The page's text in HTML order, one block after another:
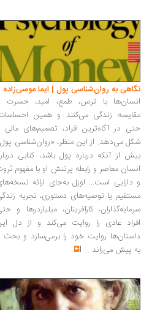
نگاهی به روان‌شناسی پول | ایما موسی‌زاده
انسان‌ها با ترس، طمع، امید، حسرت
مقایسه زندگی می‌کنند و همین
حتی در آگاه‌ترین افراد، تصمیم‌های مالی
شکل می‌دهد. از این منظر، «روان‌شناسی
بیش از آنکه درباره پول باشد، کتابی
انسان معاصر و رابطه پرتنش او با مفهوم
و دارایی است... اوزل به‌جای ارائه
مستقیم یا توصیه‌های دستوری، تجربه
سرمایه‌گذاران، کارآفرینان، میلیاردرها و
افراد عادی را روایت می‌کند و از دل
داستان‌ها روایت خود را برمی‌سازد و بحث
به پیش می‌راند ...